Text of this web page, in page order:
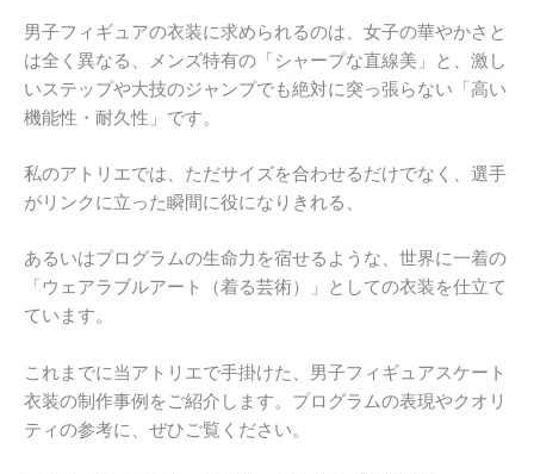
男子フィギュアの衣装に求められるのは、女子の華やかさと
は全く異なる、メンズ特有の「シャープな直線美」と、激し
いステップや大技のジャンプでも絶対に突っ張らない「高い
機能性・耐久性」です。
私のアトリエでは、ただサイズを合わせるだけでなく、選手
がリンクに立った瞬間に役になりきれる、
あるいはプログラムの生命力を宿せるような、世界に一着の
「ウェアラブルアート（着る芸術）」としての衣装を仕立て
ています。
これまでに当アトリエで手掛けた、男子フィギュアスケート
衣装の制作事例をご紹介します。プログラムの表現やクオリ
ティの参考に、ぜひご覧ください。